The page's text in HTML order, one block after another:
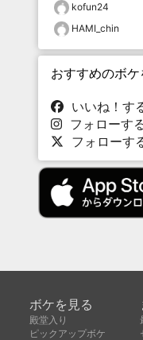
kofun24
HAMI_chin
おすすめのボ
いいね！す
フォローす
フォローす
ボケを見る
殿堂入り
ピックアップボケ